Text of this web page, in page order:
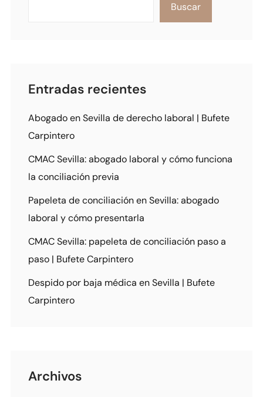
Buscar
Entradas recientes
Abogado en Sevilla de derecho laboral | Bufete
Carpintero
CMAC Sevilla: abogado laboral y cómo funciona
la conciliación previa
Papeleta de conciliación en Sevilla: abogado
laboral y cómo presentarla
CMAC Sevilla: papeleta de conciliación paso a
paso | Bufete Carpintero
Despido por baja médica en Sevilla | Bufete
Carpintero
Archivos